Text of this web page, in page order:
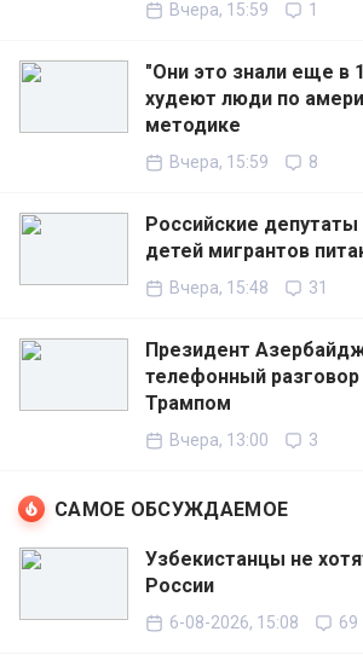
Вчера, 15:59 1
"Они это знали еще в
худеют люди по
методике
Вчера, 15:59 8
Российские
детей мигрантов
Вчера, 15:48 31
Президент
телефонный
Трампом
Вчера, 13:00 3
САМОЕ ОБСУЖДАЕМОЕ
Узбекистанцы не
России
6-08-2026, 15:08 69